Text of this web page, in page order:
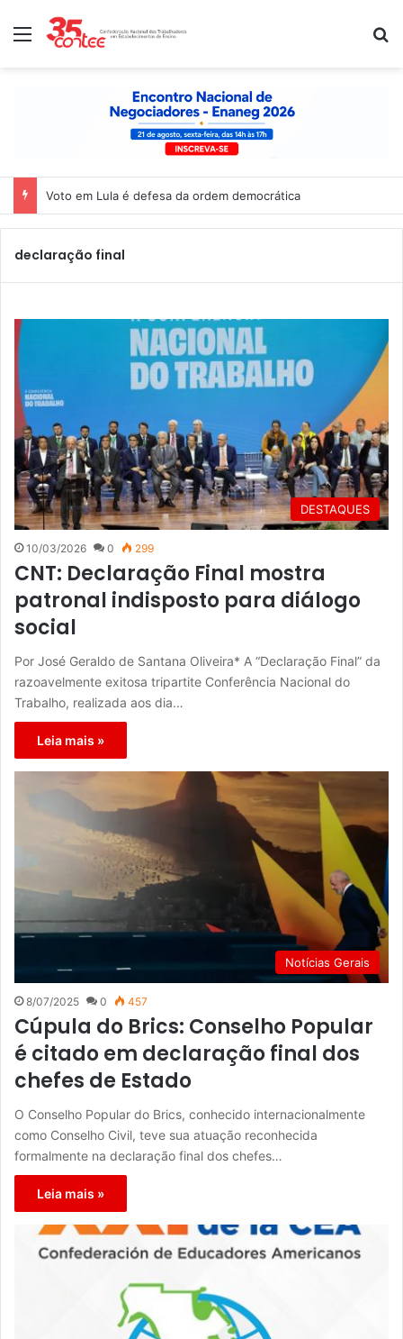
Menu
Voto em Lula é defesa da ordem democrática
declaração final
DESTAQUES
10/03/2026 0 299
CNT: Declaração Final mostra
patronal indisposto para diálogo
social
Por José Geraldo de Santana Oliveira* A “Declaração Final” da
razoavelmente exitosa tripartite Conferência Nacional do
Trabalho, realizada aos dia…
Leia mais »
Notícias Gerais
8/07/2025 0 457
Cúpula do Brics: Conselho Popular
é citado em declaração final dos
chefes de Estado
O Conselho Popular do Brics, conhecido internacionalmente
como Conselho Civil, teve sua atuação reconhecida
formalmente na declaração final dos chefes…
Leia mais »